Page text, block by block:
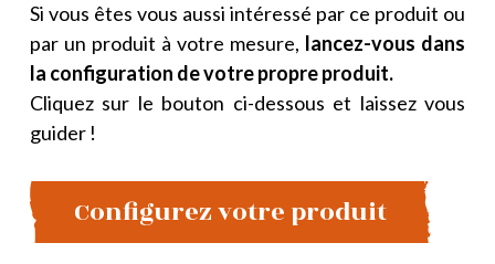
Si vous êtes vous aussi intéressé par ce produit ou
par un produit à votre mesure, lancez-vous dans
la configuration de votre propre produit.
Cliquez sur le bouton ci-dessous et laissez vous
guider !
Configurez votre produit